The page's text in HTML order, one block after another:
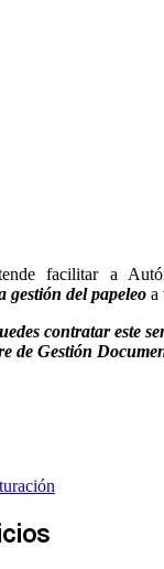
facilitar a
gestión del papeleo a
contratar este
de Gestión